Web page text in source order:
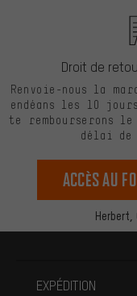
Herbert,
Droit de
Renvoie-nous la
endéans les 10
te rembourserons
délai de
Accès au
EXPÉDITION